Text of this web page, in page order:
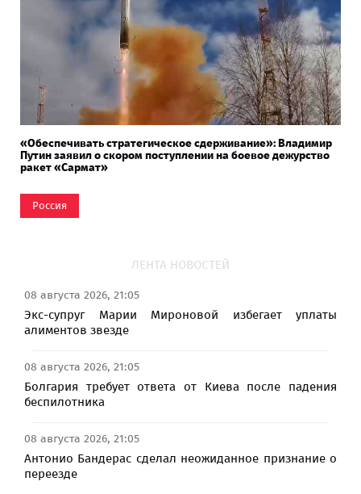
«Обеспечивать стратегическое сдерживание»: Владимир
Путин заявил о скором поступлении на боевое дежурство
ракет «Сармат»
Россия
ЛЕНТА НОВОСТЕЙ
08 августа 2026, 21:05
Экс-супруг Марии Мироновой избегает уплаты
алиментов звезде
08 августа 2026, 21:05
Болгария требует ответа от Киева после падения
беспилотника
08 августа 2026, 21:05
Антонио Бандерас сделал неожиданное признание о
переезде